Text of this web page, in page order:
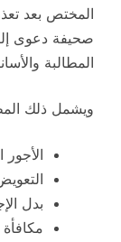
المختص بعد
صحيفة دعوى
المطالبة
ويشمل ذلك
الأجور
بدل
مكافأة